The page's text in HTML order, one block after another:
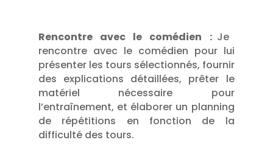
Rencontre avec le comédien :Je
rencontre avec le comédien pour lui
présenter les tours sélectionnés, fournir
des explications détaillées, prêter le
matériel nécessaire pour
l’entraînement, et élaborer un planning
de répétitions en fonction de la
difficulté des tours.